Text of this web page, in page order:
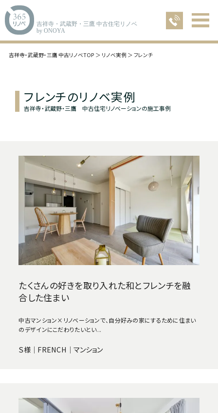
吉祥寺・武蔵野・三鷹 中古住宅リノベ
by ONOYA
吉祥寺・武蔵野・三鷹 中古リノベTOP リノベ実例 フレンチ
フレンチのリノベ実例
吉祥寺・武蔵野・三鷹 中古住宅リノベーションの施工事例
たくさんの好きを取り入れた和とフレンチを融
合した住まい
中古マンション×リノベーションで、自分好みの家にするために住まい
のデザインにこだわりたいとい...
Ｓ様｜FRENCH｜マンション